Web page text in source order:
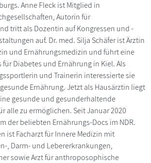
Anne Fleck ist Mitglied in
Autorin für
tritt als Dozentin auf Kongressen und
auf. Dr. med. Silja Schäfer ist Ärztin
und Ernährungsmedizin und führt eine
Diabetes und Ernährung in Kiel. Als
und Trainerin interessierte sie
Ernährung. Jetzt als Hausärztin liegt
gesunde und gesunderhaltende
alle zu ermöglichen. Seit Januar 2020
der beliebten Ernährungs-Docs im NDR.
ist Facharzt für Innere Medizin mit
, Darm- und Lebererkrankungen,
sowie Arzt für anthroposophische